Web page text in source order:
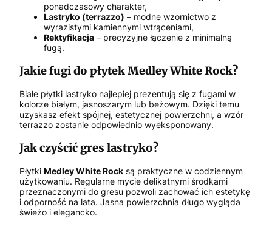
ponadczasowy charakter,
Lastryko (terrazzo) – modne wzornictwo z
wyrazistymi kamiennymi wtrąceniami,
Rektyfikacja – precyzyjne łączenie z minimalną
fugą.
Jakie fugi do płytek Medley White Rock?
Białe płytki lastryko najlepiej prezentują się z fugami w
kolorze białym, jasnoszarym lub beżowym. Dzięki temu
uzyskasz efekt spójnej, estetycznej powierzchni, a wzór
terrazzo zostanie odpowiednio wyeksponowany.
Jak czyścić gres lastryko?
Płytki Medley White Rock są praktyczne w codziennym
użytkowaniu. Regularne mycie delikatnymi środkami
przeznaczonymi do gresu pozwoli zachować ich estetykę
i odporność na lata. Jasna powierzchnia długo wygląda
świeżo i elegancko.